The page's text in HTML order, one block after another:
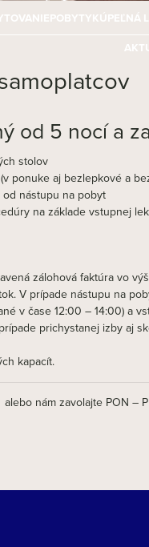
POBYTYKÚPEĽNÁ
od 5 nocí a
stolov
ponuke aj bezlepkové a
nástupu na pobyt
na základe vstupnej
zálohová faktúra vo
V prípade nástupu na
v čase 12:00 – 14:00) a
prichystanej izby aj
kapacít.
nám zavolajte PON –